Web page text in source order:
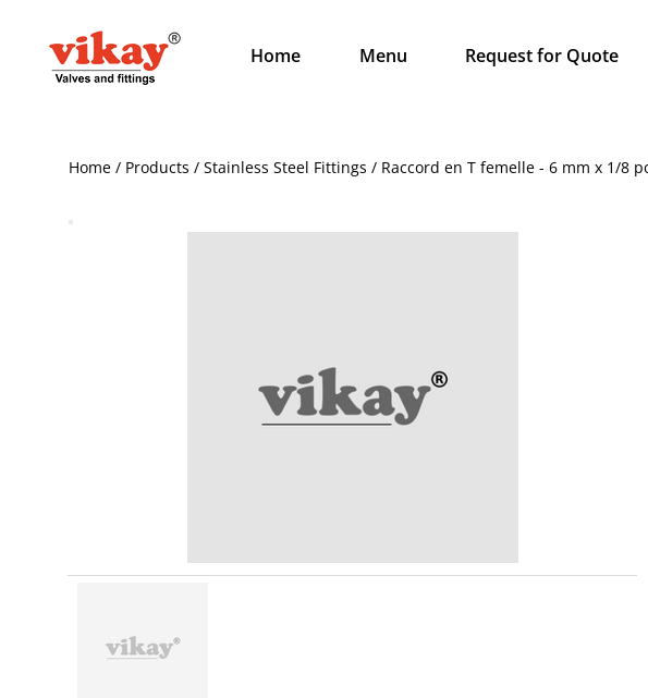
Home Menu Request for Quote
Home / Products / Stainless Steel Fittings / Raccord en T femelle - 6 mm x 1/